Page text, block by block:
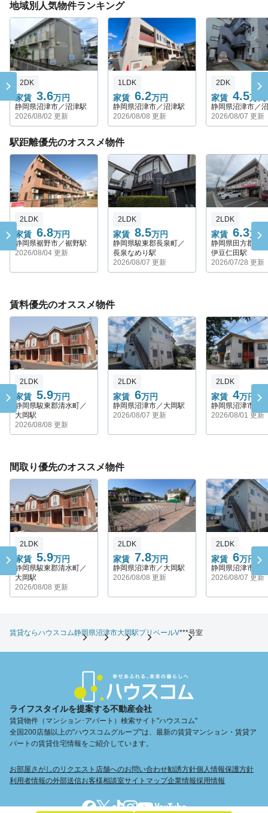
地域別人気物件ランキング
家賃 3.6万円
2DK
静岡県沼津市／沼津駅
2026/08/02 更新
家賃 6.2万円
1LDK
静岡県沼津市／沼津駅
2026/08/08 更新
家賃 4.5万円
2DK
静岡県沼津市／
2026/08/07 更新
駅距離優先のオススメ物件
家賃 6.8万円
2LDK
静岡県裾野市／裾野駅
2026/08/04 更新
家賃 8.5万円
2LDK
静岡県駿東郡長泉町／
長泉なめり駅
2026/08/07 更新
家賃 6.3万円
2LDK
静岡県田方郡函
伊豆仁田駅
2026/07/28 更新
賃料優先のオススメ物件
家賃 5.9万円
2LDK
静岡県駿東郡清水町／
大岡駅
2026/08/08 更新
家賃 6万円
2LDK
静岡県沼津市／大岡駅
2026/08/07 更新
家賃 4万円
2LDK
静岡県沼津市／
2026/08/01 更新
間取り優先のオススメ物件
家賃 5.9万円
2LDK
静岡県駿東郡清水町／
大岡駅
2026/08/08 更新
家賃 7.8万円
2LDK
静岡県沼津市／大岡駅
2026/08/08 更新
家賃 6万円
2LDK
静岡県沼津市／
2026/08/07 更新
賃貸ならハウスコム静岡県沼津市大岡駅プリベールV***号室
ライフスタイルを提案する不動産会社
賃貸物件（マンション･アパート）検索サイト"ハウスコム"
全国200店舗以上の"ハウスコムグループ"は、最新の賃貸マンション・賃貸ア
パートの賃貸住宅情報をご紹介しています。
お部屋さがしのリクエスト 店舗へのお問い合わせ勧誘方針個人情報保護方針
利用者情報の外部送信お客様相談室サイトマップ企業情報採用情報